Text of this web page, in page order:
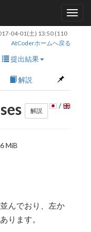
04-01(土) 13:50(110
AtCoderホームへ戻る
提出結果
解説
解説
/
MiB
んでおり、左か
ります。